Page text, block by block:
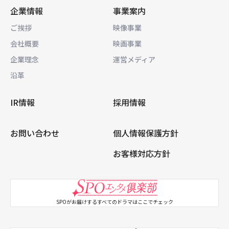
企業情報
ご挨拶
会社概要
企業理念
沿革
事業案内
映像事業
映画事業
運営メディア
IR情報 採用情報
お問い合わせ
個人情報保護方針
お客様対応方針
SPOがお届けするすべてのドラマはここでチェック